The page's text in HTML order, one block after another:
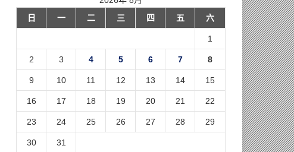
日
一 二 三 四 五 六
1
2 3 4 5 6 7 8
9 10 11 12 13 14 15
16 17 18 19 20 21 22
23 24 25 26 27 28 29
30
31